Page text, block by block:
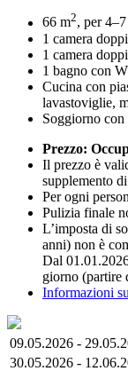
66 m2, per
1 camera
1 camera
1 bagno con
Cucina con
lavastoviglie,
Soggiorno
Prezzo:
Il prezzo è
supplemento
Per ogni
Pulizia finale
L’imposta di
anni) non è
Dal
giorno (partire
Informazioni
09.05.2026 -
30.05.2026 -